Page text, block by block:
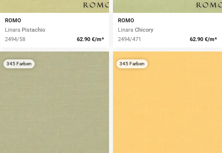
ROMO
Linara Pistachio
2494/58
62.90 €/m*
ROMO
Linara Chicory
2494/471
62.90 €/m*
345 Farben 345 Farben